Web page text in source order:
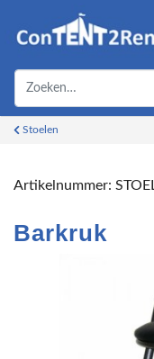
Stoelen
Artikelnummer:
Barkruk